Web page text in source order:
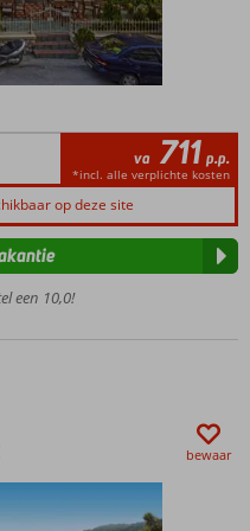
va 711 p.p.
*incl. alle verplichte kosten
op deze site
een 10,0!
bewaar